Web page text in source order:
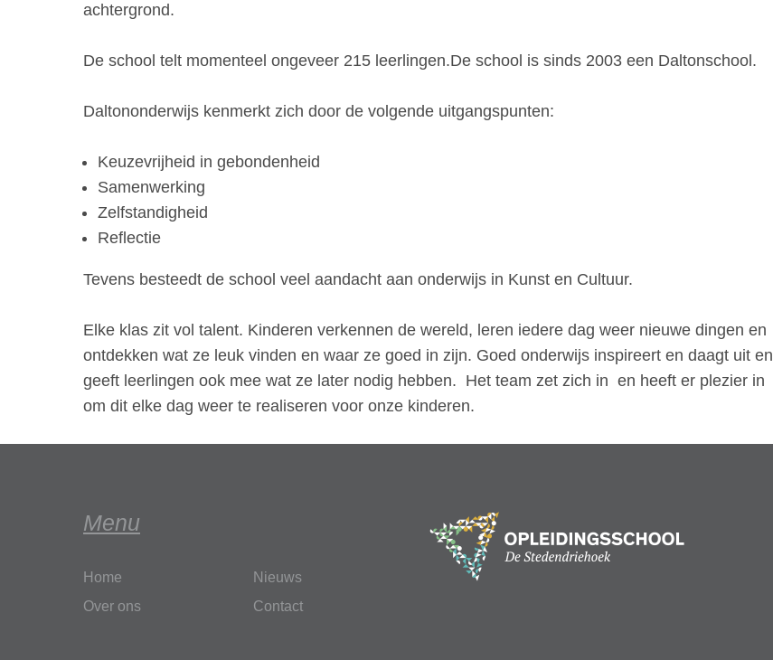
achtergrond.
De school telt momenteel ongeveer 215 leerlingen.De school is sinds 2003 een Daltonschool.
Daltononderwijs kenmerkt zich door de volgende uitgangspunten:
Keuzevrijheid in gebondenheid
Samenwerking
Zelfstandigheid
Reflectie
Tevens besteedt de school veel aandacht aan onderwijs in Kunst en Cultuur.
Elke klas zit vol talent. Kinderen verkennen de wereld, leren iedere dag weer nieuwe dingen en
ontdekken wat ze leuk vinden en waar ze goed in zijn. Goed onderwijs inspireert en daagt uit en
geeft leerlingen ook mee wat ze later nodig hebben. Het team zet zich in en heeft er plezier in
om dit elke dag weer te realiseren voor onze kinderen.
Menu
Home
Nieuws
Over ons
Contact